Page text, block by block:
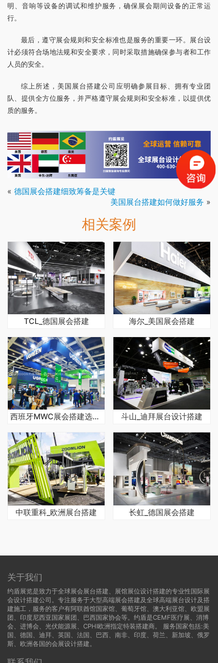
明、音响等设备的调试和维护服务，确保展会期间设备的正常运
行。
最后，遵守展会规则和安全标准也是服务的重要一环。展台设
计必须符合场地法规和安全要求，同时采取措施确保参与者和工作
人员的安全。
综上所述，美国展台搭建公司应明确参展目标、拥有专业团
队、提供全方位服务，并严格遵守展会规则和安全标准，以提供优
质的服务。
« 德国展会搭建细致筹备是关键
美国展台搭建如何做好服务 »
相关案例
TCL_德国展会搭建 海尔_美国展会搭建
西班牙MWC展会搭建选哪家公司现场效果好 斗山_迪拜展台设计搭建
中联重科_欧洲展台搭建 长虹_德国展会搭建
关于我们
约盾展览是致力于全球展会展台搭建、展馆展位设计搭建的专业性国际展
会设计搭建公司。专注服务于大型高端展会搭建及全球高端展台设计及搭
建施工，服务的客户有阿联酋馆国家馆、葡萄牙馆、澳大利亚馆、欧盟展
团、印度尼西亚国家展团、巴西国家协会等。约盾是CEMF医疗展、消博
会、进博会、光伏能源展、CPHI欧洲指定特装搭建商。 服务国家包括:美
国
德国 、迪拜、英国、法国、巴西、南非、印度、荷兰、新加坡、俄罗
斯、欧洲各国的会展设计搭建。